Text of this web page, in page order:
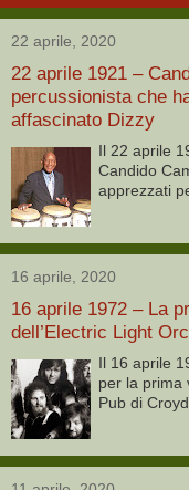
22 aprile, 2020
22 aprile 1921 –
percussionista che
affascinato Dizzy
Il 22 aprile
Candido
apprezzati
16 aprile, 2020
16 aprile 1972 – La
dell’Electric Light
Il 16 aprile
per la prima
Pub di